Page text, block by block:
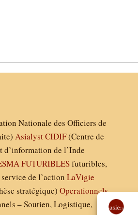
Nationale des Officiers de
AsialystCIDIF(Centre de
d’information de l’Inde
FUTURIBLESfuturibles,
de l’actionLaVigie
stratégique)Operationnels
– Soutien, Logistique,